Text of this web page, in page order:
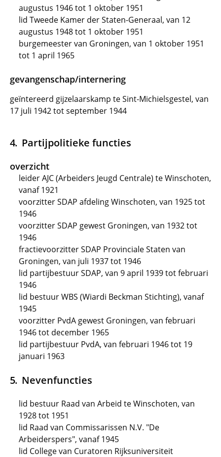
augustus 1946 tot 1 oktober 1951
lid Tweede Kamer der Staten-Generaal, van 12
augustus 1948 tot 1 oktober 1951
burgemeester van Groningen, van 1 oktober 1951
tot 1 april 1965
gevangenschap/internering
geïntereerd gijzelaarskamp te Sint-Michielsgestel, van
17 juli 1942 tot september 1944
Partijpolitieke functies
overzicht
leider AJC (Arbeiders Jeugd Centrale) te Winschoten,
vanaf 1921
voorzitter SDAP afdeling Winschoten, van 1925 tot
1946
voorzitter SDAP gewest Groningen, van 1932 tot
1946
fractievoorzitter SDAP Provinciale Staten van
Groningen, van juli 1937 tot 1946
lid partijbestuur SDAP, van 9 april 1939 tot februari
1946
lid bestuur WBS (Wiardi Beckman Stichting), vanaf
1945
voorzitter PvdA gewest Groningen, van februari
1946 tot december 1965
lid partijbestuur PvdA, van februari 1946 tot 19
januari 1963
Nevenfuncties
lid bestuur Raad van Arbeid te Winschoten, van
1928 tot 1951
lid Raad van Commissarissen N.V. "De
Arbeiderspers", vanaf 1945
lid College van Curatoren Rijksuniversiteit